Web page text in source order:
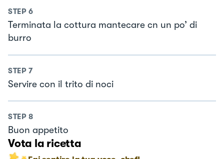
STEP 6
Terminata la cottura mantecare cn un po’ di
burro
STEP 7
Servire con il trito di noci
STEP 8
Buon appetito
Vota la ricetta